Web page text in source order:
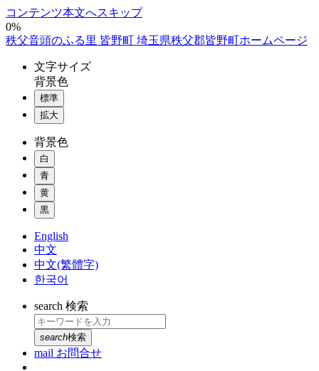
コンテンツ本文へスキップ
0%
秩父音頭のふる里 皆野町 埼玉県秩父郡皆野町ホームページ
文字サイズ
背景色
標準
拡大
背景色
白
青
黄
黒
English
中文
中文(繁體字)
한국어
search 検索
search検索
mail お問合せ